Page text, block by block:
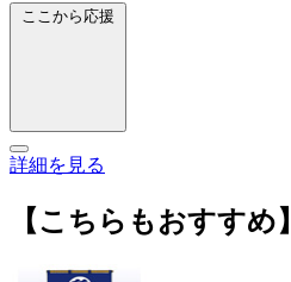
ここから応援
詳細を見る
【こちらもおすすめ】